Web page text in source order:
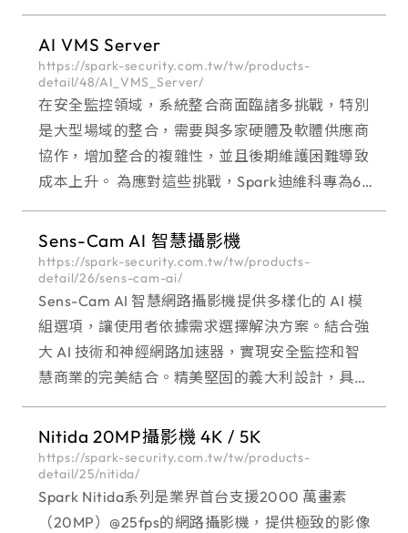
者能夠簡單實現全面監控，顯著提升操作效率。 特
別適用於邊緣裝置的多種監
AI VMS Server
https://spark-security.com.tw/tw/products-
detail/48/AI_VMS_Server/
在安全監控領域，系統整合商面臨諸多挑戰，特別
是大型場域的整合，需要與多家硬體及軟體供應商
協作，增加整合的複雜性，並且後期維護困難導致
成本上升。 為應對這些挑戰，Spark迪維科專為64
路-256路大型場域設計的AI VMS Server 一站式解
決方案 ，簡化監控系統
Sens-Cam AI 智慧攝影機
https://spark-security.com.tw/tw/products-
detail/26/sens-cam-ai/
Sens-Cam AI 智慧網路攝影機提供多樣化的 AI 模
組選項，讓使用者依據需求選擇解決方案。結合強
大 AI 技術和神經網路加速器，實現安全監控和智
慧商業的完美結合。精美堅固的義大利設計，具備
IK10 高防暴等級和 IP67 防水防塵的外殼，是安全
監控和智慧商業的理想選擇。
Nitida 20MP攝影機 4K / 5K
https://spark-security.com.tw/tw/products-
detail/25/nitida/
Spark Nitida系列是業界首台支援2000 萬畫素
（20MP）@25fps的網路攝影機，提供極致的影像